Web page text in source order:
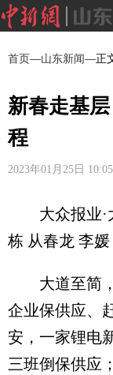
首页—山东新闻—正
新春走基
程
2023年01月25日
大众报业·
栋 从春龙 李媛
大道至简，
企业保供应、
安，一家锂电
三班倒保供应